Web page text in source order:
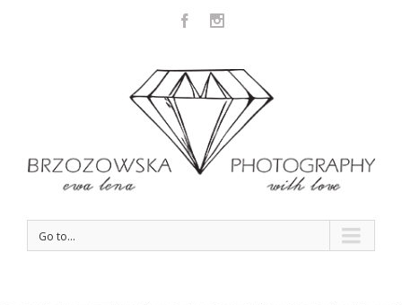
Facebook
Go to...